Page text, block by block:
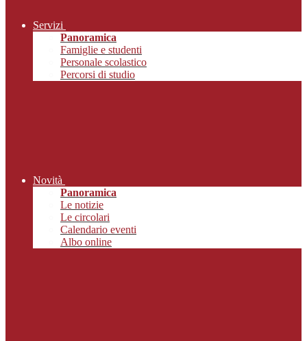
Servizi
Panoramica
Famiglie e studenti
Personale scolastico
Percorsi di studio
Novità
Panoramica
Le notizie
Le circolari
Calendario eventi
Albo online